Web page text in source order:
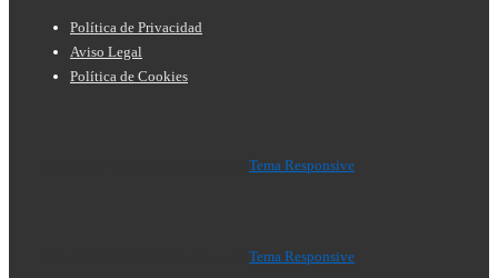
página
Menú
del
pie
Política de Privacidad
Aviso Legal
Política de Cookies
Tema Responsive
Tema Responsive